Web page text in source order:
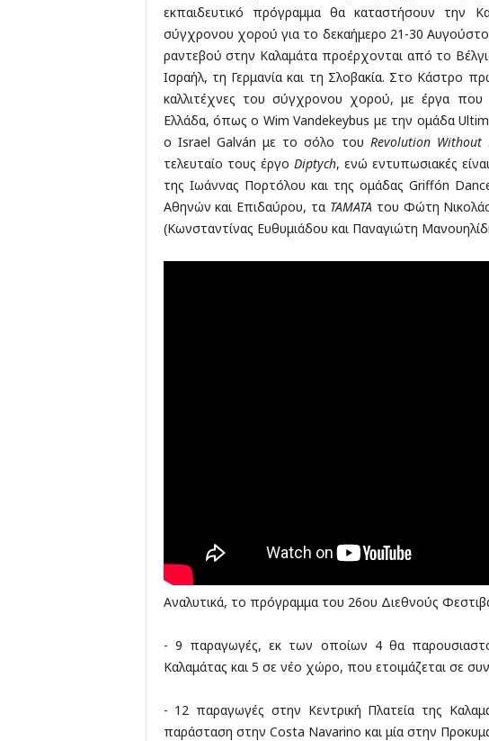
εκπαιδευτικό πρόγραμμα θα καταστήσουν την
σύγχρονου χορού για το δεκαήμερο 21-30
ραντεβού στην Καλαμάτα προέρχονται από το
Ισραήλ, τη Γερμανία και τη Σλοβακία. Στο Κάστρο
καλλιτέχνες του σύγχρονου χορού, με έργα
Ελλάδα, όπως ο Wim Vandekeybus με την ομάδα
ο Israel Galván με το σόλο του Revolution
τελευταίο τους έργο Diptych, ενώ εντυπωσιακές
της Ιωάννας Πορτόλου και της ομάδας Griffón
Αθηνών και Επιδαύρου, τα ΤΑΜΑΤΑτου Φώτη
(Κωνσταντίνας Ευθυμιάδου και Παναγιώτη
Αναλυτικά, το πρόγραμμα του 26ου Διεθνούς
- 9 παραγωγές, εκ των οποίων 4 θα
Καλαμάτας και 5 σε νέο χώρο, που ετοιμάζεται σε
- 12 παραγωγές στην Κεντρική Πλατεία της
παράσταση στην Costa Navarino και μία στην